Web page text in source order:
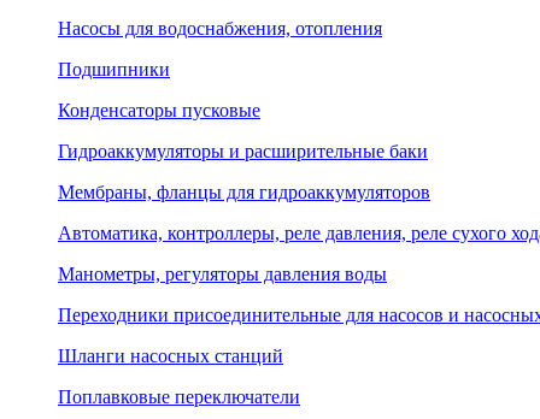
Насосы для водоснабжения, отопления
Подшипники
Конденсаторы пусковые
Гидроаккумуляторы и расширительные баки
Мембраны, фланцы для гидроаккумуляторов
Автоматика, контроллеры, реле давления, реле сухого
Манометры, регуляторы давления воды
Переходники присоединительные для насосов и
Шланги насосных станций
Поплавковые переключатели